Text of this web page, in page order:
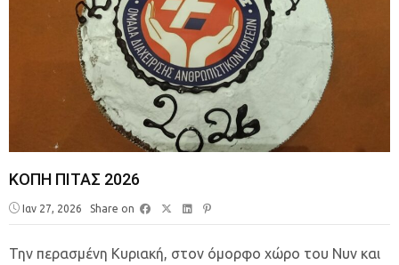
ΚΟΠΗ ΠΙΤΑΣ 2026
Ιαν 27, 2026 Share on
Την περασμένη Κυριακή, στον όμορφο χώρο του Νυν και